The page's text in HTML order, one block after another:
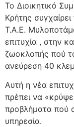
Το Διοικητικό
Κρήτης
Τ.Α.Ε.
επιτυχία , στην
ζωοκλοπής πού
ανεύρεση 40
Αυτή η νέα
πρέπει να
προβλήματα πού
υπηρεσία.